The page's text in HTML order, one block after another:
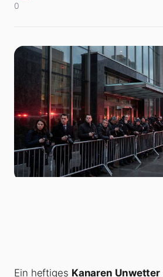
0
Ein heftiges Kanaren Unwetter